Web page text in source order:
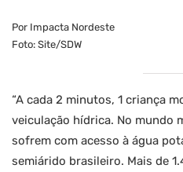
Por Impacta Nordeste
Foto: Site/SDW
“A cada 2 minutos, 1 criança
veiculação hídrica. No mundo
sofrem com acesso à água
semiárido brasileiro. Mais de